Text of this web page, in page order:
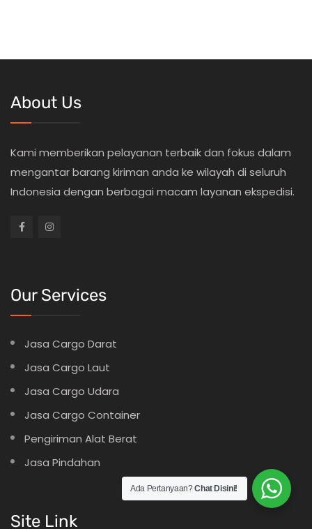
About Us
Kami memberikan pelayanan terbaik dan fokus dalam
mengantar barang kiriman anda ke wilayah di seluruh
Indonesia dengan berbagai macam layanan ekspedisi.
Our Services
Jasa Cargo Darat
Jasa Cargo Laut
Jasa Cargo Udara
Jasa Cargo Container
Pengiriman Alat Berat
Jasa Pindahan
Site Link
Ada Pertanyaan?Chat Disini!